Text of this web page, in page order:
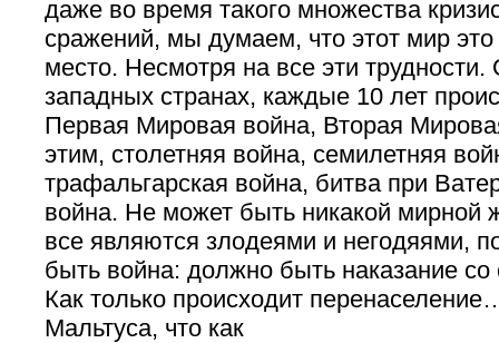
даже во время такого множества
сражений, мы думаем, что этот мир
место. Несмотря на все эти
западных странах, каждые 10 лет
Первая Мировая война, Вторая
этим, столетняя война, семилетняя
трафальгарская война, битва при
война. Не может быть никакой мирной
все являются злодеями и негодяями,
быть война: должно быть наказание
Как только происходит
Мальтуса, что как